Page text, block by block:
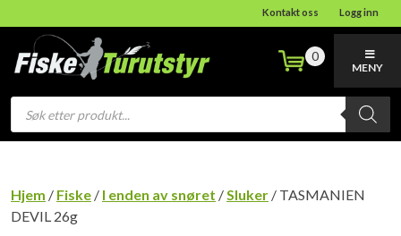
Kontakt oss Logg inn
Products
search
0
MENY
Hjem / Fiske / I enden av snøret /Sluker / TASMANIEN
DEVIL 26g